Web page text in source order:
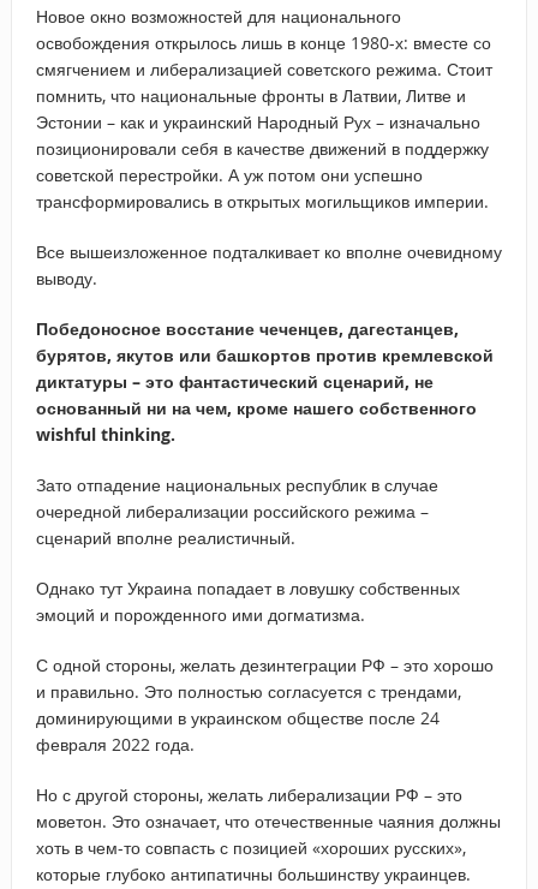
Новое окно возможностей для национального
освобождения открылось лишь в конце 1980-х: вместе со
смягчением и либерализацией советского режима. Стоит
помнить, что национальные фронты в Латвии, Литве и
Эстонии – как и украинский Народный Рух – изначально
позиционировали себя в качестве движений в поддержку
советской перестройки. А уж потом они успешно
трансформировались в открытых могильщиков империи.
Все вышеизложенное подталкивает ко вполне очевидному
выводу.
Победоносное восстание чеченцев, дагестанцев,
бурятов, якутов или башкортов против кремлевской
диктатуры – это фантастический сценарий, не
основанный ни на чем, кроме нашего собственного
wishful thinking.
Зато отпадение национальных республик в случае
очередной либерализации российского режима –
сценарий вполне реалистичный.
Однако тут Украина попадает в ловушку собственных
эмоций и порожденного ими догматизма.
С одной стороны, желать дезинтеграции РФ – это хорошо
и правильно. Это полностью согласуется с трендами,
доминирующими в украинском обществе после 24
февраля 2022 года.
Но с другой стороны, желать либерализации РФ – это
моветон. Это означает, что отечественные чаяния должны
хоть в чем-то совпасть с позицией «хороших русских»,
которые глубоко антипатичны большинству украинцев.